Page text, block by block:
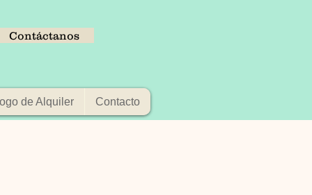
Contáctanos
de Alquiler Contacto